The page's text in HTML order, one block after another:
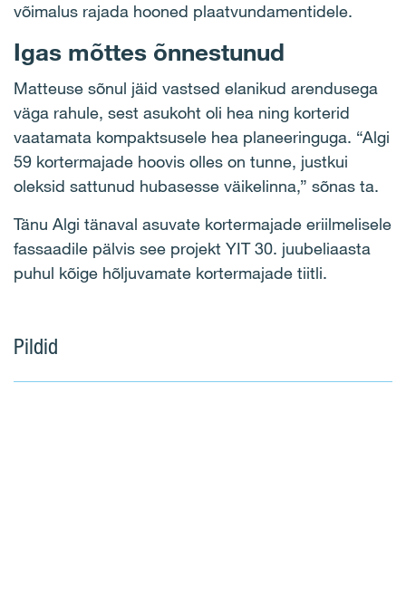
võimalus rajada hooned plaatvundamentidele.
Igas mõttes õnnestunud
Matteuse sõnul jäid vastsed elanikud arendusega
väga rahule, sest asukoht oli hea ning korterid
vaatamata kompaktsusele hea planeeringuga. “Algi
59 kortermajade hoovis olles on tunne, justkui
oleksid sattunud hubasesse väikelinna,” sõnas ta.
Tänu Algi tänaval asuvate kortermajade eriilmelisele
fassaadile pälvis see projekt YIT 30. juubeliaasta
puhul kõige hõljuvamate kortermajade tiitli.
Pildid